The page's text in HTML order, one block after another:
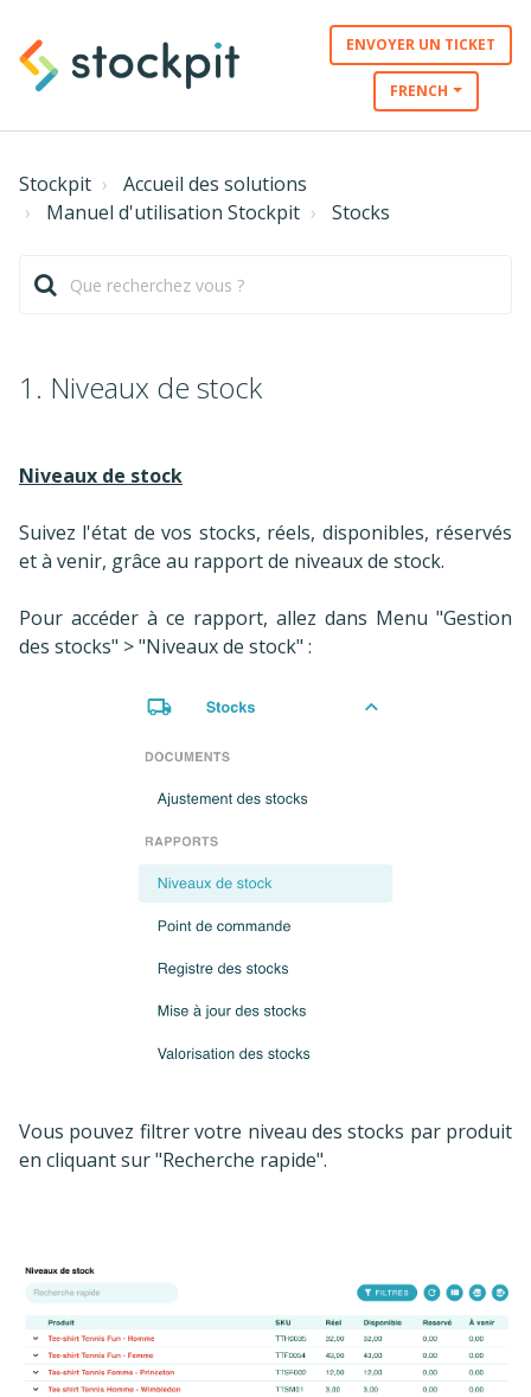
ENVOYER UN TICKET
FRENCH
Stockpit
Accueil des solutions
Manuel d'utilisation Stockpit
Stocks
1. Niveaux de stock
Niveaux de stock
Suivez l'état de vos stocks, réels, disponibles, réservés
et à venir, grâce au rapport de niveaux de stock.
Pour accéder à ce rapport, allez dans Menu "Gestion
des stocks" > "Niveaux de stock" :
Vous pouvez filtrer votre niveau des stocks par produit
en cliquant sur "Recherche rapide".